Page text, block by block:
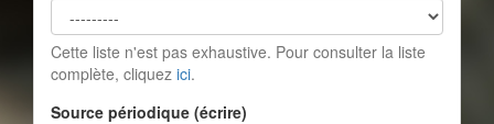
Cette liste n'est pas exhaustive. Pour consulter la liste
complète, cliquez ici.
Source périodique (écrire)